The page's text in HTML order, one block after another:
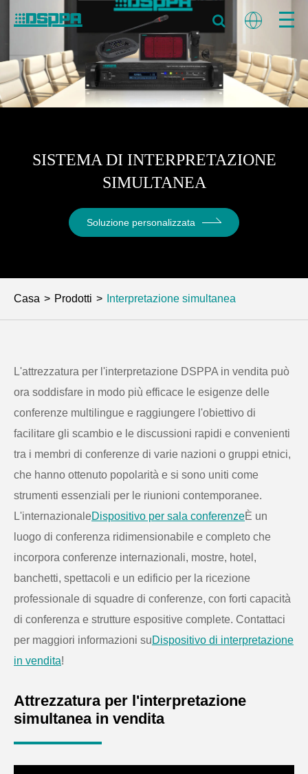
SISTEMA DI INTERPRETAZIONE
SIMULTANEA
Soluzione personalizzata
Casa Prodotti Interpretazione simultanea
L'attrezzatura per l'interpretazione DSPPA in vendita può
ora soddisfare in modo più efficace le esigenze delle
conferenze multilingue e raggiungere l'obiettivo di
facilitare gli scambio e le discussioni rapidi e convenienti
tra i membri di conferenze di varie nazioni o gruppi etnici,
che hanno ottenuto popolarità e si sono uniti come
strumenti essenziali per le riunioni contemporanee.
L'internazionaleDispositivo per sala conferenzeÈ un
luogo di conferenza ridimensionabile e completo che
incorpora conferenze internazionali, mostre, hotel,
banchetti, spettacoli e un edificio per la ricezione
professionale di squadre di conferenze, con forti capacità
di conferenza e strutture espositive complete. Contattaci
per maggiori informazioni suDispositivo di interpretazione
in vendita!
Attrezzatura per l'interpretazione
simultanea in vendita